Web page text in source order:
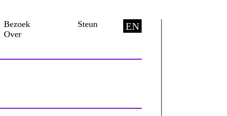
Bezoek
Over
Steun EN